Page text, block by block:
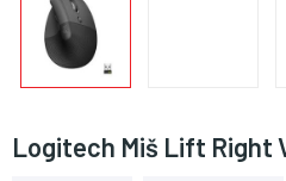
Logitech Miš Lift Right